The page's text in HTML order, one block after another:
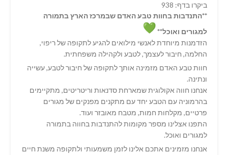
ביקרו בדף: 938
**התנדבות בחוות טבע האדם שבמרכז הארץ בתמורה
למגורים ואוכל**
הזדמנות מיוחדת לאנשי מילואים להגיע לתקופה של ריפוי,
החלמה, חיבור לעצמך, לטבע ולקהילה משפחתית.
חוות טבע האדם מזמינה אותך לתקופה של חיבור לטבע, עשייה
ונתינה.
אנחנו חווה אקולוגית שמארחת סדנאות וריטריטים, מתקיימים
בהרמוניה עם הטבע יחד עם מתקנים מפנקים של מגורים
פרטיים, מקלחות חמות, מטבח מאובזר ועוד.
התפנו אצלינו מספר מקומות להתנדבות בחווה בתמורה
למגורים ואוכל.
אנחנו מזמינים אתכם אלינו לזמן משמעותי ולתקופה משנת חיים